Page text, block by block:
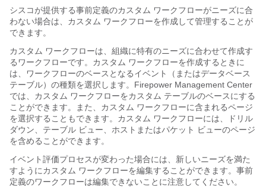
シスコが提供する事前定義のカスタム ワークフローがニーズに合
わない場合は、カスタム ワークフローを作成して管理することが
できます。
カスタム ワークフローは、組織に特有のニーズに合わせて作成す
るワークフローです。カスタム ワークフローを作成するときに
は、ワークフローのベースとなるイベント（またはデータベース
テーブル）の種類を選択します。 Firepower Management Center
では、カスタム ワークフローをカスタム テーブルのベースにする
ことができます。また、カスタム ワークフローに含まれるページ
を選択することもできます。カスタム ワークフローには、ドリル
ダウン、テーブル ビュー、ホストまたはパケット ビューのページ
を含めることができます。
イベント評価プロセスが変わった場合には、新しいニーズを満た
すようにカスタム ワークフローを編集することができます。事前
定義のワークフローは編集できないことに注意してください。